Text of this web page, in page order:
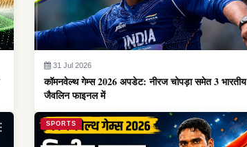
31 Jul 2026
कॉमनवेल्थ गेम्स 2026 अपडेट: नीरज चोपड़ा समेत 3 भारतीय
जैवलिन फाइनल में
SPORTS